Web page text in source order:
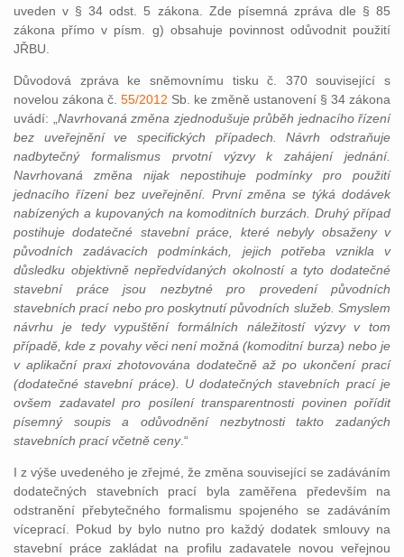
uveden v § 34 odst. 5 zákona. Zde písemná zpráva dle § 85
zákona přímo v písm. g) obsahuje povinnost odůvodnit použití
JŘBU.
Důvodová zpráva ke sněmovnímu tisku č. 370 související s
novelou zákona č. 55/2012 Sb. ke změně ustanovení § 34 zákona
uvádí: „ Navrhovaná změna zjednodušuje průběh jednacího řízení
bez uveřejnění ve specifických případech. Návrh odstraňuje
nadbytečný formalismus prvotní výzvy k zahájení jednání.
Navrhovaná změna nijak nepostihuje podmínky pro použití
jednacího řízení bez uveřejnění. První změna se týká dodávek
nabízených a kupovaných na komoditních burzách. Druhý případ
postihuje dodatečné stavební práce, které nebyly obsaženy v
původních zadávacích podmínkách, jejich potřeba vznikla v
důsledku objektivně nepředvídaných okolností a tyto dodatečné
stavební práce jsou nezbytné pro provedení původních
stavebních prací nebo pro poskytnutí původních služeb. Smyslem
návrhu je tedy vypuštění formálních náležitostí výzvy v tom
případě, kde z povahy věci není možná (komoditní burza) nebo je
v aplikační praxi zhotovována dodatečně až po ukončení prací
(dodatečné stavební práce). U dodatečných stavebních prací je
ovšem zadavatel pro posílení transparentnosti povinen pořídit
písemný soupis a odůvodnění nezbytnosti takto zadaných
stavebních prací včetně ceny.“
I z výše uvedeného je zřejmé, že změna související se zadáváním
dodatečných stavebních prací byla zaměřena především na
odstranění přebytečného formalismu spojeného se zadáváním
víceprací. Pokud by bylo nutno pro každý dodatek smlouvy na
stavební práce zakládat na profilu zadavatele novou veřejnou